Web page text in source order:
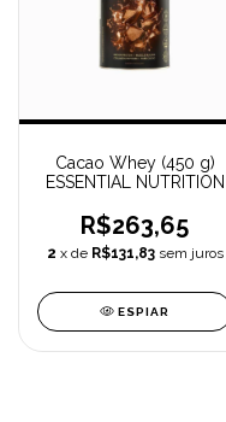
Cacao Whey (450 g)
ESSENTIAL NUTRITION
R$263,65
2 x de R$131,83 sem juros
ESPIAR